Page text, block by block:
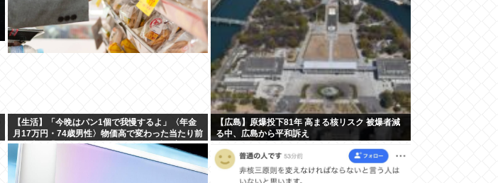
【生活】「今晩はパン1個で我慢するよ」〈年金
月17万円・74歳男性〉物価高で変わった当たり前
の食卓…「1食抜けば、数百円は使わずに済む」
【広島】原爆投下81年 高まる核リスク 被爆者減
る中、広島から平和訴え